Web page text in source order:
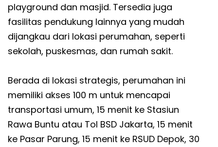
playground dan masjid. Tersedia juga
fasilitas pendukung lainnya yang mudah
dijangkau dari lokasi perumahan, seperti
sekolah, puskesmas, dan rumah sakit.
Berada di lokasi strategis, perumahan ini
memiliki akses 100 m untuk mencapai
transportasi umum, 15 menit ke Stasiun
Rawa Buntu atau Tol BSD Jakarta, 15 menit
ke Pasar Parung, 15 menit ke RSUD Depok, 30